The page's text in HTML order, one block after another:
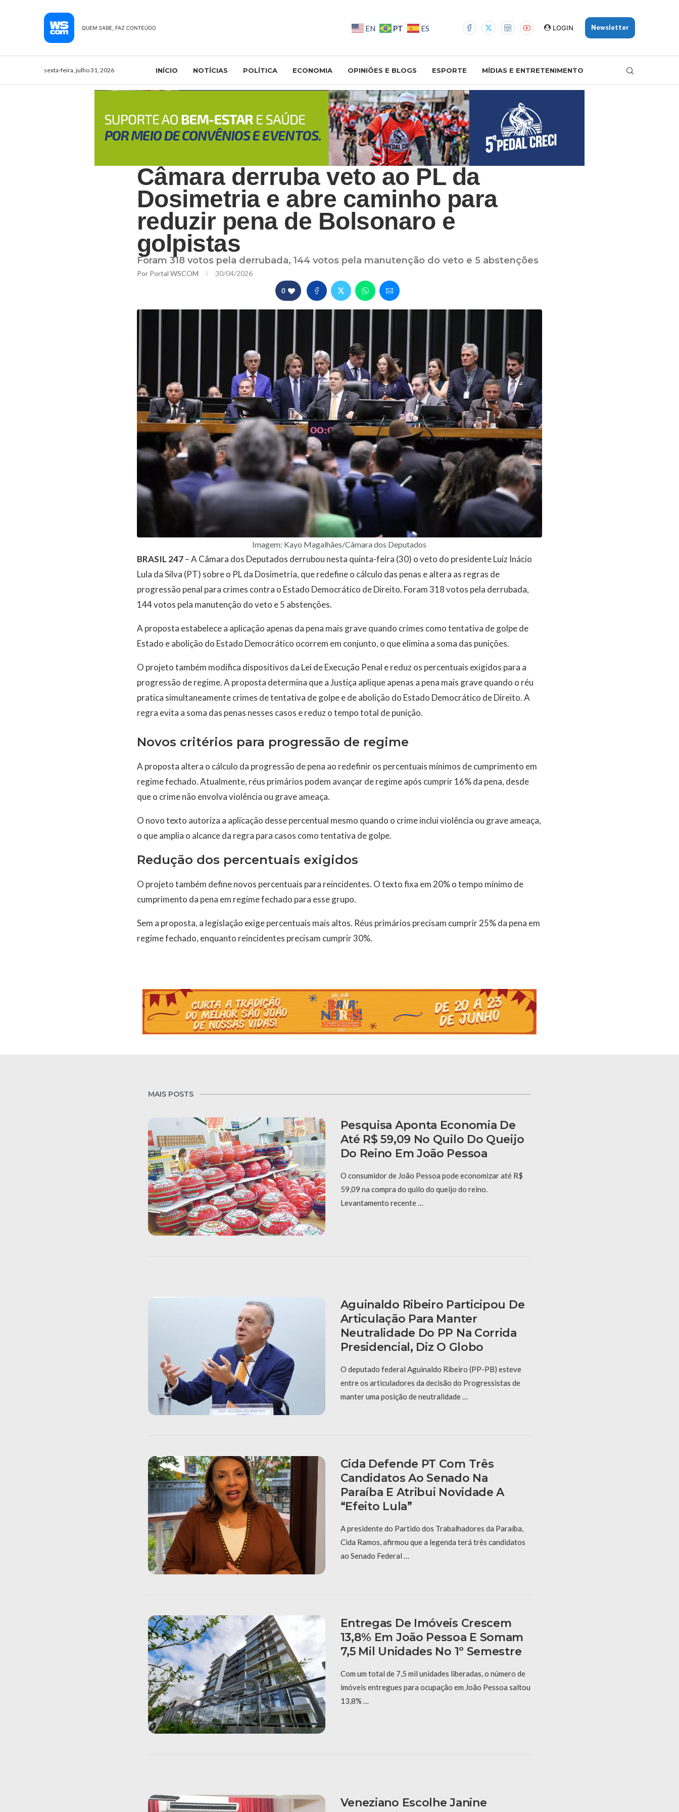
EN PT ES LOGIN Newsletter
sexta-feira, julho 31, 2026 INÍCIO NOTÍCIAS POLÍTICA ECONOMIA OPINIÕES E BLOGS ESPORTE MÍDIAS E ENTRETENIMENTO
Câmara derruba veto ao PL da
Dosimetria e abre caminho para
reduzir pena de Bolsonaro e
golpistas
Foram 318 votos pela derrubada, 144 votos pela manutenção do veto e 5 abstenções
Por Portal WSCOM 30/04/2026
0
Imagem: Kayo Magalhães/Câmara dos Deputados
BRASIL 247– A Câmara dos Deputados derrubou nesta quinta-feira (30) o veto do presidente Luiz Inácio
Lula da Silva (PT) sobre o PL da Dosimetria, que redefine o cálculo das penas e altera as regras de
progressão penal para crimes contra o Estado Democrático de Direito. Foram 318 votos pela derrubada,
144 votos pela manutenção do veto e 5 abstenções.
A proposta estabelece a aplicação apenas da pena mais grave quando crimes como tentativa de golpe de
Estado e abolição do Estado Democrático ocorrem em conjunto, o que elimina a soma das punições.
O projeto também modifica dispositivos da Lei de Execução Penal e reduz os percentuais exigidos para a
progressão de regime. A proposta determina que a Justiça aplique apenas a pena mais grave quando o réu
pratica simultaneamente crimes de tentativa de golpe e de abolição do Estado Democrático de Direito. A
regra evita a soma das penas nesses casos e reduz o tempo total de punição.
Novos critérios para progressão de regime
A proposta altera o cálculo da progressão de pena ao redefinir os percentuais mínimos de cumprimento em
regime fechado. Atualmente, réus primários podem avançar de regime após cumprir 16% da pena, desde
que o crime não envolva violência ou grave ameaça.
O novo texto autoriza a aplicação desse percentual mesmo quando o crime inclui violência ou grave ameaça,
o que amplia o alcance da regra para casos como tentativa de golpe.
Redução dos percentuais exigidos
O projeto também define novos percentuais para reincidentes. O texto fixa em 20% o tempo mínimo de
cumprimento da pena em regime fechado para esse grupo.
Sem a proposta, a legislação exige percentuais mais altos. Réus primários precisam cumprir 25% da pena em
regime fechado, enquanto reincidentes precisam cumprir 30%.
MAIS POSTS
Pesquisa Aponta Economia De
Até R$ 59,09 No Quilo Do Queijo
Do Reino Em João Pessoa
O consumidor de João Pessoa pode economizar até R$
59,09 na compra do quilo do queijo do reino.
Levantamento recente …
Aguinaldo Ribeiro Participou De
Articulação Para Manter
Neutralidade Do PP Na Corrida
Presidencial, Diz O Globo
O deputado federal Aguinaldo Ribeiro (PP-PB) esteve
entre os articuladores da decisão do Progressistas de
manter uma posição de neutralidade …
Cida Defende PT Com Três
Candidatos Ao Senado Na
Paraíba E Atribui Novidade A
“efeito Lula”
A presidente do Partido dos Trabalhadores da Paraíba,
Cida Ramos, afirmou que a legenda terá três candidatos
ao Senado Federal …
Entregas De Imóveis Crescem
13,8% Em João Pessoa E Somam
7,5 Mil Unidades No 1º Semestre
Com um total de 7,5 mil unidades liberadas, o número de
imóveis entregues para ocupação em João Pessoa saltou
13,8% …
Veneziano Escolhe Janine